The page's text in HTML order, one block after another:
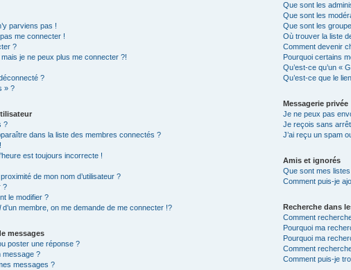
parviens pas !
me connecter !
?
je ne peux plus me connecter ?!
?
» ?
?
dans la liste des membres connectés ?
est toujours incorrecte !
de mon nom d’utilisateur ?
?
le modifier ?
d’un membre, on me demande de me connecter !?
messages
poster une réponse ?
message ?
messages ?
Que sont les
Que sont les
Que sont les
Où trouver la liste
Comment devenir
Pourquoi certains
Qu’est-ce qu’un «
Qu’est-ce que le
Messagerie privée
Je ne peux pas
Je reçois sans
J’ai reçu un spam
Amis et ignorés
Que sont mes listes
Comment puis-je
Recherche dans
Comment
Pourquoi ma
Pourquoi ma
Comment
Comment puis-je